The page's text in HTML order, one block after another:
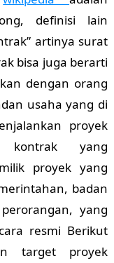
definisi lain
artinya surat
bisa juga berarti
dengan orang
usaha yang di
proyek
kontrak yang
proyek yang
badan
yang
resmi Berikut
target proyek